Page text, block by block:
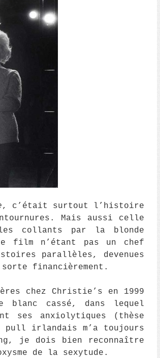
, c’était surtout l’histoire
Mais aussi celle
collants par la blonde
film n’étant pas un chef
parallèles, devenues
sorte financièrement.
chez Christie’s en 1999
blanc cassé, dans lequel
ses anxiolytiques (thèse
irlandais m’a toujours
je dois bien reconnaître
de la sexytude.